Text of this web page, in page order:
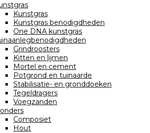
Kunstgras
Kunstgras benodigdheden
One DNA kunstgras
Grindroosters
Kitten en lijmen
Mortel en cement
Potgrond en tuinaarde
Stabilisatie- en gronddoeken
Tegeldragers
Voegzanden
Composiet
Hout